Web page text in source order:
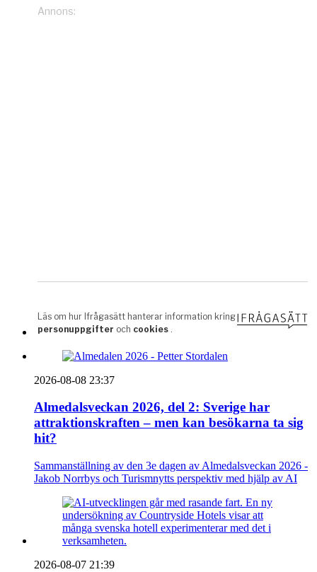
2026-08-08 23:37
Almedalsveckan 2026, del 2: Sverige har
attraktionskraften – men kan besökarna ta sig
hit?
Sammanställning av den 3e dagen av Almedalsveckan 2026 -
Jakob Norrbys och Turismnytts perspektiv med hjälp av AI
2026-08-07 21:39